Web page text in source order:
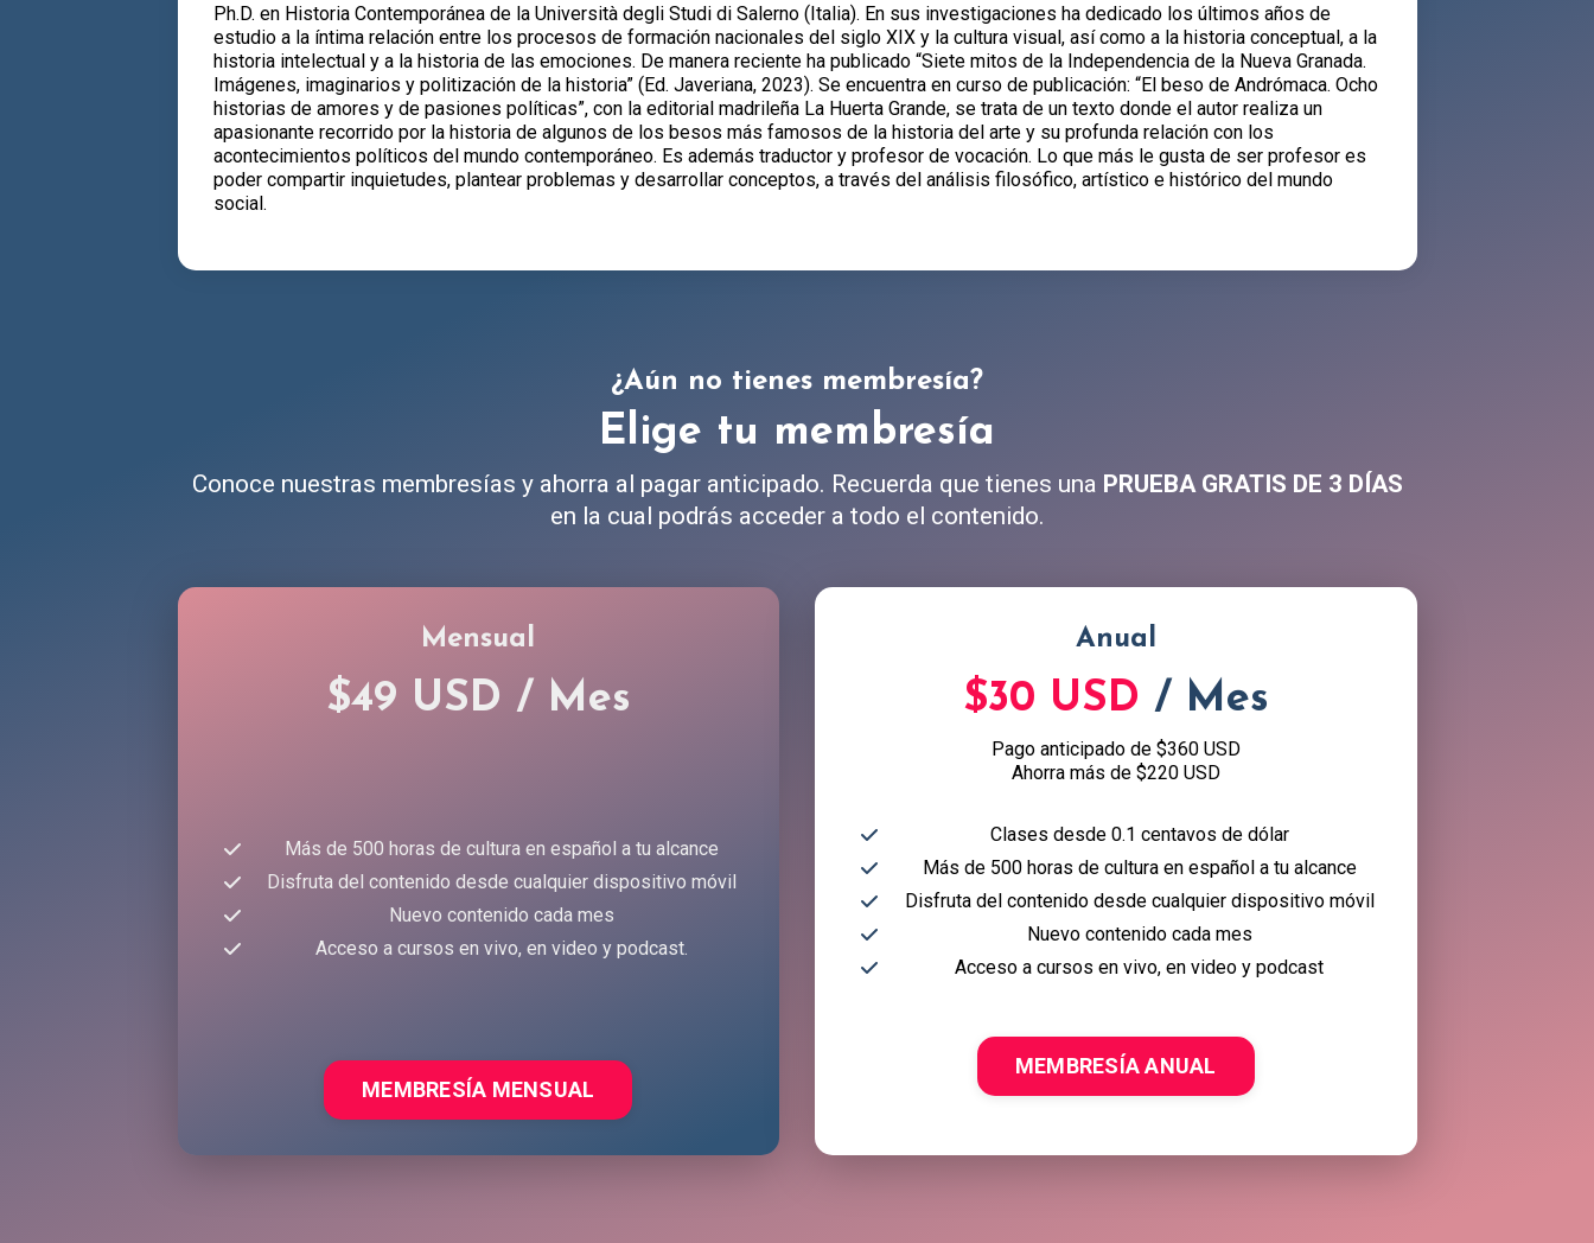
Ph.D. en Historia Contemporánea de la Università degli Studi di Salerno (Italia). En sus investigaciones ha dedicado los últimos años de
estudio a la íntima relación entre los procesos de formación nacionales del siglo XIX y la cultura visual, así como a la historia conceptual, a la
historia intelectual y a la historia de las emociones. De manera reciente ha publicado “Siete mitos de la Independencia de la Nueva Granada.
Imágenes, imaginarios y politización de la historia” (Ed. Javeriana, 2023). Se encuentra en curso de publicación: “El beso de Andrómaca. Ocho
historias de amores y de pasiones políticas”, con la editorial madrileña La Huerta Grande, se trata de un texto donde el autor realiza un
apasionante recorrido por la historia de algunos de los besos más famosos de la historia del arte y su profunda relación con los
acontecimientos políticos del mundo contemporáneo. Es además traductor y profesor de vocación. Lo que más le gusta de ser profesor es
poder compartir inquietudes, plantear problemas y desarrollar conceptos, a través del análisis filosófico, artístico e histórico del mundo
social.
¿Aún no tienes membresía?
Elige tu membresía
Conoce nuestras membresías y ahorra al pagar anticipado. Recuerda que tienes una PRUEBA GRATIS DE 3 DÍAS
en la cual podrás acceder a todo el contenido.
Mensual
$49 USD / Mes
Más de 500 horas de cultura en español a tu alcance
Disfruta del contenido desde cualquier dispositivo móvil
Nuevo contenido cada mes
Acceso a cursos en vivo, en video y podcast.
MEMBRESÍA MENSUAL
Anual
$30 USD / Mes
Pago anticipado de $360 USD
Ahorra más de $220 USD
Clases desde 0.1 centavos de dólar
Más de 500 horas de cultura en español a tu alcance
Disfruta del contenido desde cualquier dispositivo móvil
Nuevo contenido cada mes
Acceso a cursos en vivo, en video y podcast
MEMBRESÍA ANUAL